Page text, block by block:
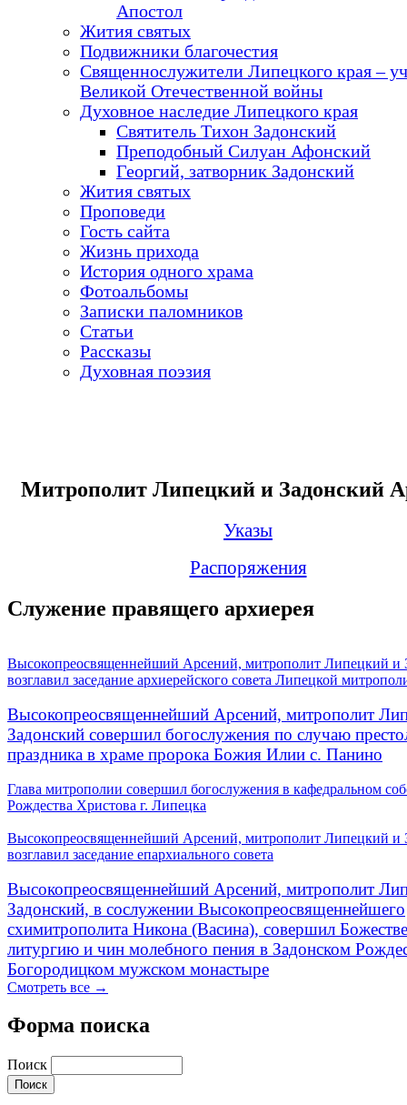
Апостол
Жития святых
Подвижники благочестия
Священнослужители Липецкого края –
Великой Отечественной войны
Духовное наследие Липецкого края
Святитель Тихон Задонский
Преподобный Силуан Афонский
Георгий, затворник Задонский
Жития святых
Проповеди
Гость сайта
Жизнь прихода
История одного храма
Фотоальбомы
Записки паломников
Статьи
Рассказы
Духовная поэзия
Митрополит Липецкий и Задонский
Указы
Распоряжения
Служение правящего архиерея
Высокопреосвященнейший Арсений, митрополит Липецкий и
возглавил заседание архиерейского совета Липецкой
Высокопреосвященнейший Арсений, митрополит
Задонский совершил богослужения по случаю
праздника в храме пророка Божия Илии с. Панино
Глава митрополии совершил богослужения в кафедральном
Рождества Христова г. Липецка
Высокопреосвященнейший Арсений, митрополит Липецкий и
возглавил заседание епархиального совета
Высокопреосвященнейший Арсений, митрополит
Задонский, в сослужении Высокопреосвященнейшего
схимитрополита Никона (Васина), совершил
литургию и чин молебного пения в Задонском
Богородицком мужском монастыре
Смотреть все →
Форма поиска
Поиск